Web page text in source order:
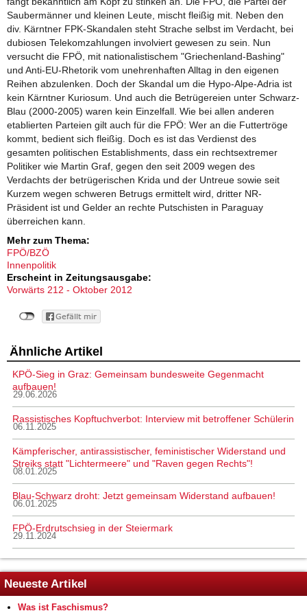
Saubermänner und kleinen Leute, mischt fleißig mit. Neben den
div. Kärntner FPK-Skandalen steht Strache selbst im Verdacht, bei
dubiosen Telekomzahlungen involviert gewesen zu sein. Nun
versucht die FPÖ, mit nationalistischem "Griechenland-Bashing"
und Anti-EU-Rhetorik vom unehrenhaften Alltag in den eigenen
Reihen abzulenken. Doch der Skandal um die Hypo-Alpe-Adria ist
kein Kärntner Kuriosum. Und auch die Betrügereien unter Schwarz-
Blau (2000-2005) waren kein Einzelfall. Wie bei allen anderen
etablierten Parteien gilt auch für die FPÖ: Wer an die Futtertröge
kommt, bedient sich fleißig. Doch es ist das Verdienst des
gesamten politischen Establishments, dass ein rechtsextremer
Politiker wie Martin Graf, gegen den seit 2009 wegen des
Verdachts der betrügerischen Krida und der Untreue sowie seit
Kurzem wegen schweren Betrugs ermittelt wird, dritter NR-
Präsident ist und Gelder an rechte Putschisten in Paraguay
überreichen kann.
Mehr zum Thema:
FPÖ/BZÖ
Innenpolitik
Erscheint in Zeitungsausgabe:
Vorwärts 212 - Oktober 2012
Ähnliche Artikel
KPÖ-Sieg in Graz: Gemeinsam bundesweite Gegenmacht
aufbauen!
29.06.2026
Rassistisches Kopftuchverbot: Interview mit betroffener Schülerin
06.11.2025
Kämpferischer, antirassistischer, feministischer Widerstand und
Streiks statt "Lichtermeere" und "Raven gegen Rechts"!
08.01.2025
Blau-Schwarz droht: Jetzt gemeinsam Widerstand aufbauen!
06.01.2025
FPÖ-Erdrutschsieg in der Steiermark
29.11.2024
Neueste Artikel
Was ist Faschismus?